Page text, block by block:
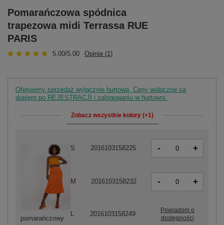
Pomarańczowa spódnica
trapezowa midi Terrassa RUE
PARIS
5.00/5.00 Opinie (1)
Oferujemy sprzedaż wyłącznie hurtową. Ceny widoczne są
dopiero po REJESTRACJI i zalogowaniu w hurtowni.
Zobacz wszystkie kolory (+1)
pomarańczowy
S 2016103158225 - +
M 2016103158232 - +
2016103158249
Powiadom o
dostępności